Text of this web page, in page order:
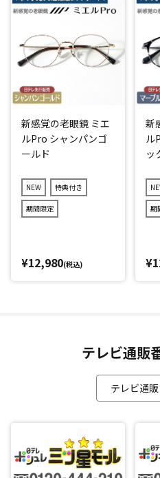
新感覚の老眼鏡 ミエ
ルPro シャンパンゴ
ールド
NEW 特典付き
期間限定
¥12,980(税込)
新
ル
ッ
期
テレビ通販
テレビ通